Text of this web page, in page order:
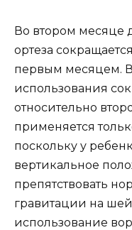
Во втором месяце
ортеза
первым месяцем.
использования
относительно
применяется
поскольку у
вертикальное
препятствовать
гравитации на
использование